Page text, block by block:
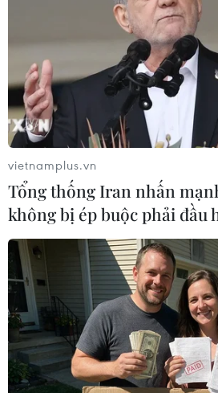
Cơ quan thời tiết
chỉ số El Nino mạnh lên
12/09/2023 10:21
Các chỉ số El Nino đã mạnh lên
này có thể sẽ phát triển trong
vietnamplus.vn
Tổng thống Iran nhấn
không bị ép buộc phải đầu